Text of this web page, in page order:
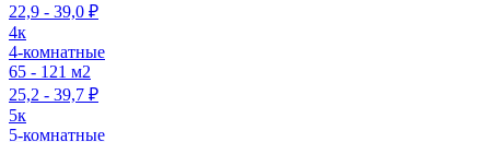
22,9 - 39,0 ₽
4к
4-комнатные
65 - 121 м2
25,2 - 39,7 ₽
5к
5-комнатные